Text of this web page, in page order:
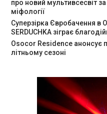
про новий мультивсесвіт
міфології
Суперзірка Євробачення в
SERDUCHKA зіграє
Osocor Residence анонсує
літньому сезоні